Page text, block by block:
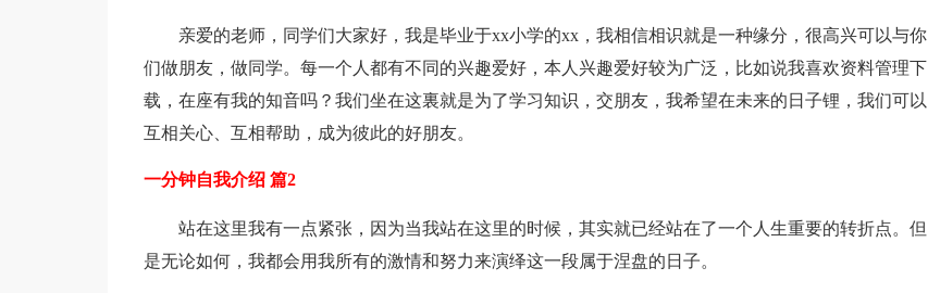
亲爱的老师，同学们大家好，我是毕业于xx小学的xx，我相信相识就是一种缘分，很高兴可以与你
们做朋友，做同学。每一个人都有不同的兴趣爱好，本人兴趣爱好较为广泛，比如说我喜欢资料管理下
载，在座有我的知音吗？我们坐在这裏就是为了学习知识，交朋友，我希望在未来的日子锂，我们可以
互相关心、互相帮助，成为彼此的好朋友。
一分钟自我介绍 篇2
站在这里我有一点紧张，因为当我站在这里的时候，其实就已经站在了一个人生重要的转折点。但
是无论如何，我都会用我所有的激情和努力来演绎这一段属于涅盘的日子。